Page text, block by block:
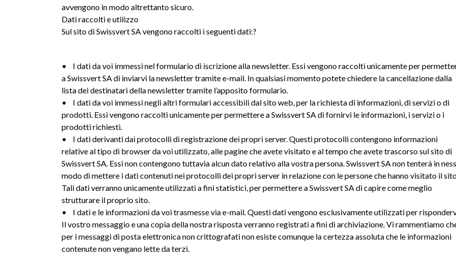
avvengono in modo altrettanto sicuro.
Dati raccolti e utilizzo
Sul sito di Swissvert SA vengono raccolti i seguenti dati:?
• I dati da voi immessi nel formulario di iscrizione alla newsletter. Essi vengono raccolti unicamente per
a Swissvert SA di inviarvi la newsletter tramite e-mail. In qualsiasi momento potete chiedere la cancellazione dalla
lista dei destinatari della newsletter tramite l’apposito formulario.
• I dati da voi immessi negli altri formulari accessibili dal sito web, per la richiesta di informazioni, di servizi o di
prodotti. Essi vengono raccolti unicamente per permettere a Swissvert SA di fornirvi le informazioni, i servizi o i
prodotti richiesti.
• I dati derivanti dai protocolli di registrazione dei propri server. Questi protocolli contengono informazioni
relative al tipo di browser da voi utilizzato, alle pagine che avete visitato e al tempo che avete trascorso sul sito di
Swissvert SA. Essi non contengono tuttavia alcun dato relativo alla vostra persona. Swissvert SA non tenterà in
modo di mettere i dati contenuti nei protocolli dei propri server in relazione con le persone che hanno visitato il
Tali dati verranno unicamente utilizzati a fini statistici, per permettere a Swissvert SA di capire come meglio
strutturare il proprio sito.
• I dati e le informazioni da voi trasmesse via e-mail. Questi dati vengono esclusivamente utilizzati per
Il vostro messaggio e una copia della nostra risposta verranno registrati a fini di archiviazione. Vi rammentiamo
per i messaggi di posta elettronica non crittografati non esiste comunque la certezza assoluta che le informazioni
contenute non vengano lette da terzi.